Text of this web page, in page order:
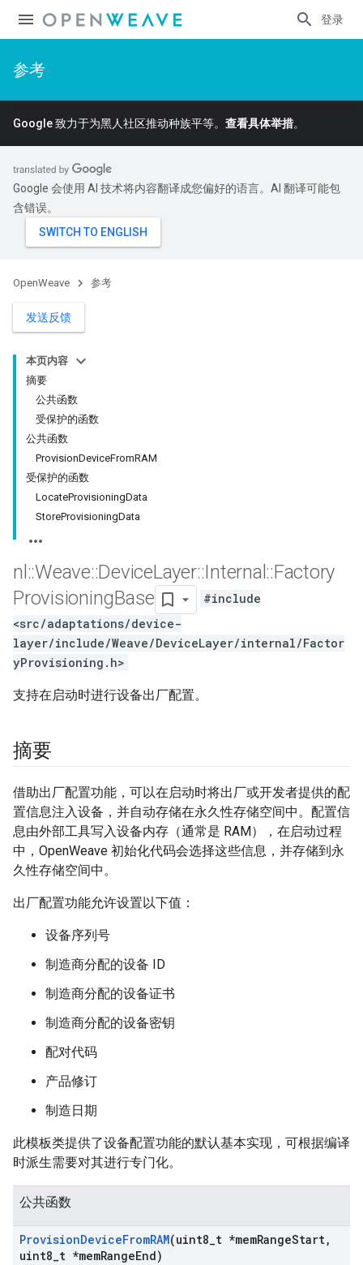
登录
参考
Google 致力于为黑人社区推动种族平等。 查看具体举措。
Google 会使用 AI 技术将内容翻译成您偏好的语言。AI 翻译可能包
含错误。
OpenWeave 参考
发送反馈
本页内容
摘要
公共函数
受保护的函数
公共函数
ProvisionDeviceFromRAM
受保护的函数
LocateProvisioningData
StoreProvisioningData
nl ::Weave::DeviceLayer::Internal ::Factory
ProvisioningBase
#include
<src/adaptations/device-
layer/include/Weave/DeviceLayer/internal/Factor
yProvisioning.h>
支持在启动时进行设备出厂配置。
摘要
借助出厂配置功能，可以在启动时将出厂或开发者提供的配
置信息注入设备，并自动存储在永久性存储空间中。配置信
息由外部工具写入设备内存（通常是 RAM），在启动过程
中，OpenWeave 初始化代码会选择这些信息，并存储到永
久性存储空间中。
出厂配置功能允许设置以下值：
设备序列号
制造商分配的设备 ID
制造商分配的设备证书
制造商分配的设备密钥
配对代码
产品修订
制造日期
此模板类提供了设备配置功能的默认基本实现，可根据编译
时派生需要对其进行专门化。
公共函数
ProvisionDeviceFromRAM(uint8 t *memRangeStart,
uint8 t *memRangeEnd)